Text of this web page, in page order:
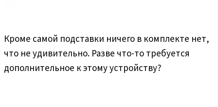
Кроме самой подставки ничего в комплекте нет,
что не удивительно. Разве что-то требуется
дополнительное к этому устройству?